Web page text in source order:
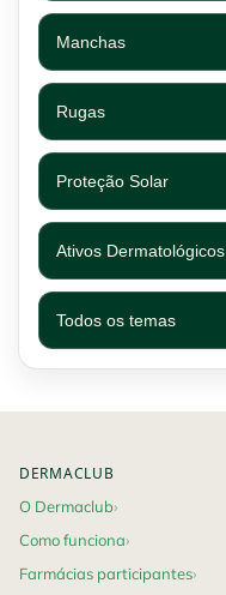
Manchas
Rugas
Proteção Solar
Ativos Dermatológicos
Todos os temas
DERMACLUB
O Dermaclub
Como funciona
Farmácias participantes